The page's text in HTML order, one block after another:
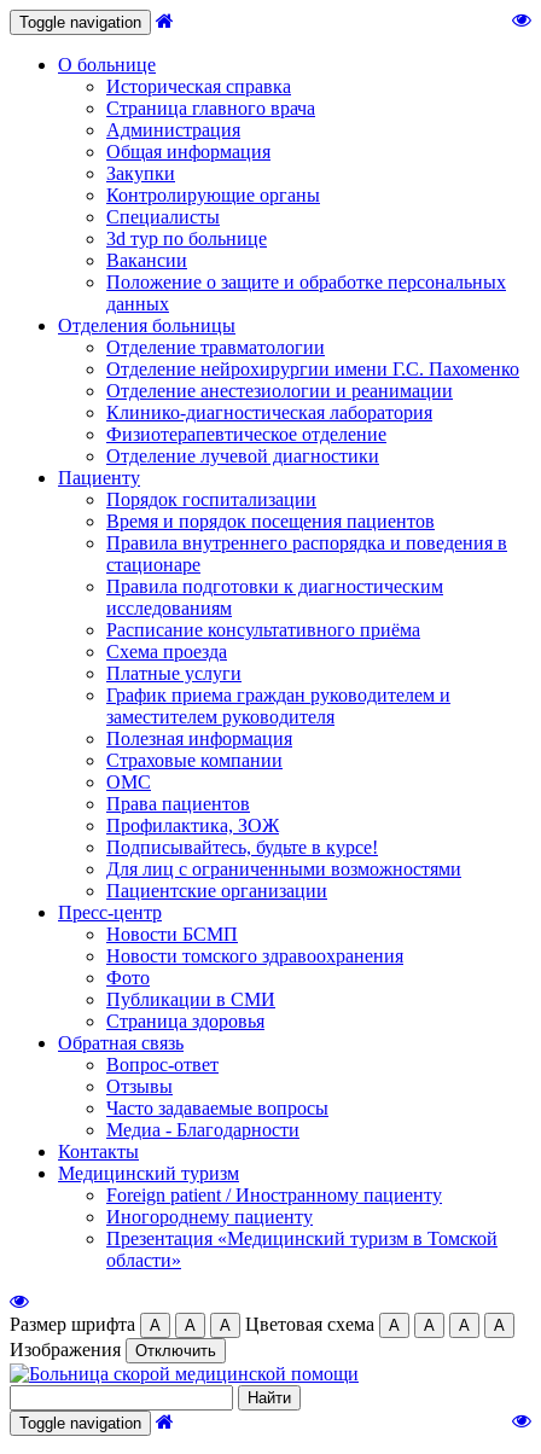
Toggle navigation
О больнице
Историческая справка
Страница главного врача
Администрация
Общая информация
Закупки
Контролирующие органы
Специалисты
3d тур по больнице
Вакансии
Положение о защите и обработке персональных
данных
Отделения больницы
Отделение травматологии
Отделение нейрохирургии имени Г.С. Пахоменко
Отделение анестезиологии и реанимации
Клинико-диагностическая лаборатория
Физиотерапевтическое отделение
Отделение лучевой диагностики
Пациенту
Порядок госпитализации
Время и порядок посещения пациентов
Правила внутреннего распорядка и поведения в
стационаре
Правила подготовки к диагностическим
исследованиям
Расписание консультативного приёма
Схема проезда
Платные услуги
График приема граждан руководителем и
заместителем руководителя
Полезная информация
Страховые компании
ОМС
Права пациентов
Профилактика, ЗОЖ
Подписывайтесь, будьте в курсе!
Для лиц с ограниченными возможностями
Пациентские организации
Пресс-центр
Новости БСМП
Новости томского здравоохранения
Фото
Публикации в СМИ
Страница здоровья
Обратная связь
Вопрос-ответ
Отзывы
Часто задаваемые вопросы
Медиа - Благодарности
Контакты
Медицинский туризм
Foreign patient / Иностранному пациенту
Иногороднему пациенту
Презентация «Медицинский туризм в Томской
области»
Размер шрифта А А А Цветовая схема А А А А
Изображения Отключить
Toggle navigation